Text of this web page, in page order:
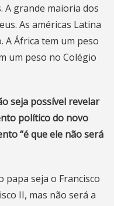
A grande maioria dos
As américas Latina
A África tem um peso
um peso no Colégio
seja possível revelar
político do novo
“é que ele não será
papa seja o Francisco
II, mas não será a